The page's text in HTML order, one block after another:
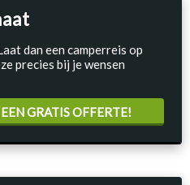
dan een camperreis op
precies bij je wensen
GRATIS OFFERTE!